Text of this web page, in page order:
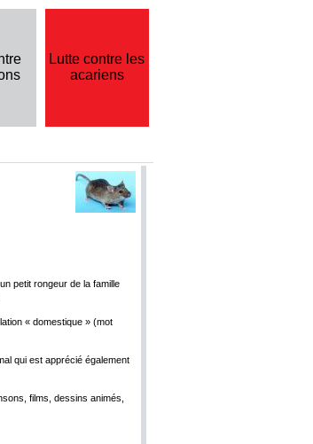
Lutte contre les
acariens
petit rongeur de la famille
« domestique » (mot
qui est apprécié également
films, dessins animés,